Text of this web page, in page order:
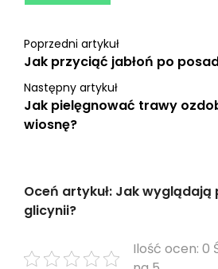
Poprzedni artykuł
Jak przyciąć jabłoń po
Następny artykuł
Jak pielęgnować trawy
wiosnę?
Oceń artykuł: Jak
glicynii?
Ilość ocen: 0